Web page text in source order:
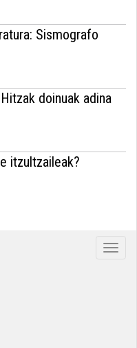
Sismografo
doinuak adina
itzultzaileak?